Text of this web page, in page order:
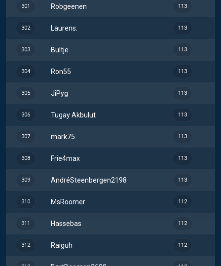
301 Robgeenen 113
302 Laurens. 113
303 Bultje 113
304 Ron55 113
305 JiPyg 113
306 Tugay Akbulut 113
307 mark75 113
308 Frie4max 113
309 AndréSteenbergen2198 113
310 MsRoomer 112
311 Hassebas 112
312 Raiguh 112